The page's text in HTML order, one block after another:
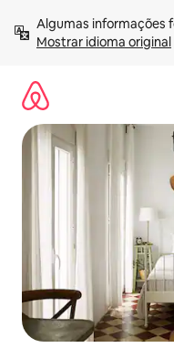
para
Mostrar idioma original